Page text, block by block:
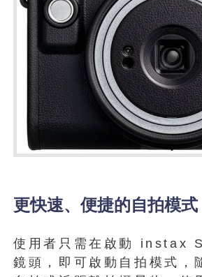
更快速、便捷的自拍模式
使用者只需在啟動 instax
鏡頭，即可啟動自拍模式，